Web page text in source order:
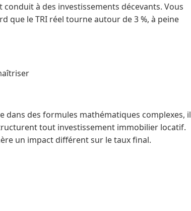
à des investissements décevants. Vous
que le TRI réel tourne autour de 3 %, à peine
dans des formules mathématiques complexes, il
tout investissement immobilier locatif.
un impact différent sur le taux final.